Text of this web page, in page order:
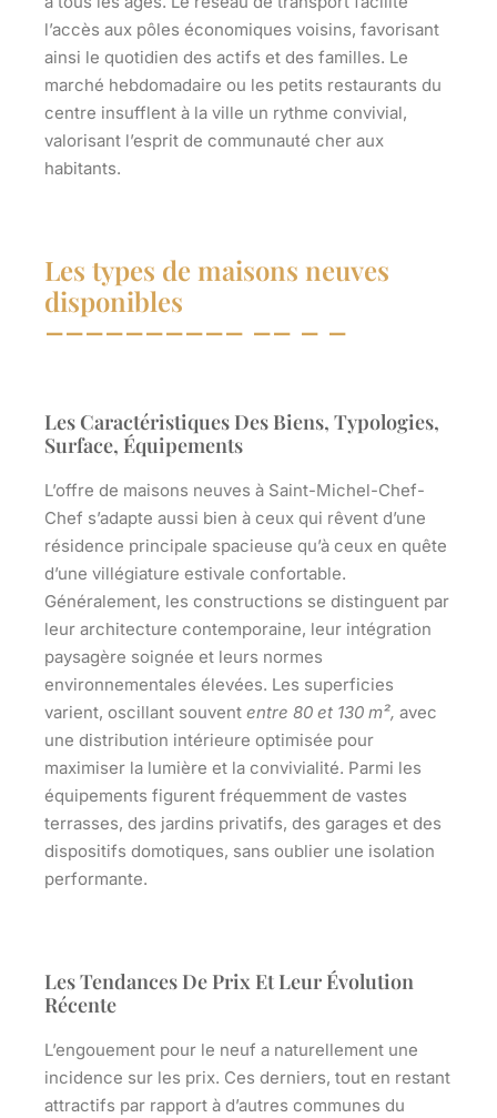
l’accès aux pôles économiques voisins, favorisant
ainsi le quotidien des actifs et des familles. Le
marché hebdomadaire ou les petits restaurants du
centre insufflent à la ville un rythme convivial,
valorisant l’esprit de communauté cher aux
habitants.
Les types de maisons neuves
disponibles
Les Caractéristiques Des Biens, Typologies,
Surface, Équipements
L’offre de maisons neuves à Saint-Michel-Chef-
Chef s’adapte aussi bien à ceux qui rêvent d’une
résidence principale spacieuse qu’à ceux en quête
d’une villégiature estivale confortable.
Généralement, les constructions se distinguent par
leur architecture contemporaine, leur intégration
paysagère soignée et leurs normes
environnementales élevées. Les superficies
varient, oscillant souvent entre 80 et 130 m², avec
une distribution intérieure optimisée pour
maximiser la lumière et la convivialité. Parmi les
équipements figurent fréquemment de vastes
terrasses, des jardins privatifs, des garages et des
dispositifs domotiques, sans oublier une isolation
performante.
Les Tendances De Prix Et Leur Évolution
Récente
L’engouement pour le neuf a naturellement une
incidence sur les prix. Ces derniers, tout en restant
attractifs par rapport à d’autres communes du